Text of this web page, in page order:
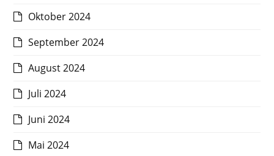
Oktober 2024
September 2024
August 2024
Juli 2024
Juni 2024
Mai 2024